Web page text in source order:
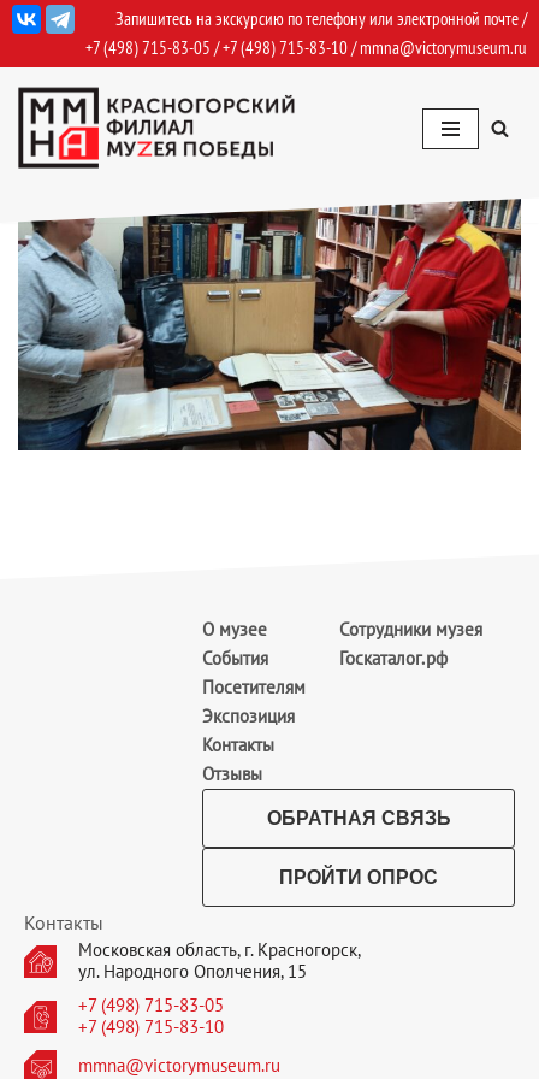
Перейти
к
содержимому
Запишитесь на экскурсию по телефону или электронной почте /
+7 (498) 715-83-05 /+7 (498) 715-83-10/mmna@victorymuseum.ru
О музее
События
Посетителям
Экспозиция
Контакты
Отзывы
Сотрудники музея
Госкаталог.рф
ОБРАТНАЯ СВЯЗЬ
ПРОЙТИ ОПРОС
Контакты
Московская область, г. Красногорск,
ул. Народного Ополчения, 15
+7 (498) 715-83-05
+7 (498) 715-83-10
mmna@victorymuseum.ru